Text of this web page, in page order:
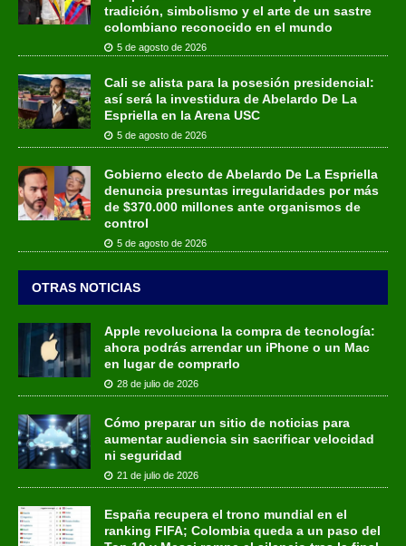
tradición, simbolismo y el arte de un sastre
colombiano reconocido en el mundo
5 de agosto de 2026
Cali se alista para la posesión presidencial:
así será la investidura de Abelardo De La
Espriella en la Arena USC
5 de agosto de 2026
Gobierno electo de Abelardo De La Espriella
denuncia presuntas irregularidades por más
de $370.000 millones ante organismos de
control
5 de agosto de 2026
OTRAS NOTICIAS
Apple revoluciona la compra de tecnología:
ahora podrás arrendar un iPhone o un Mac
en lugar de comprarlo
28 de julio de 2026
Cómo preparar un sitio de noticias para
aumentar audiencia sin sacrificar velocidad
ni seguridad
21 de julio de 2026
España recupera el trono mundial en el
ranking FIFA; Colombia queda a un paso del